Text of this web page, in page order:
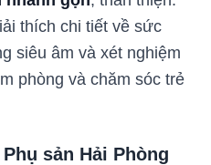
thích chi tiết về sức
siêu âm và xét nghiệm
phòng và chăm sóc trẻ
sản Hải Phòng